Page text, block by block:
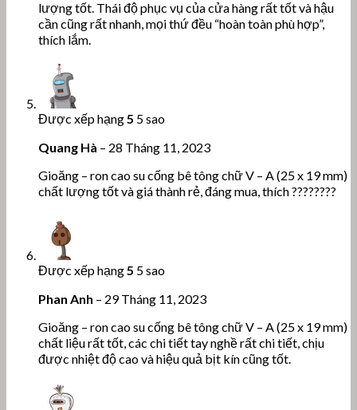
lượng tốt. Thái độ phục vụ của cửa hàng rất tốt và hậu
cần cũng rất nhanh, mọi thứ đều “hoàn toàn phù hợp”,
thích lắm.
Được xếp hạng5 5 sao
Quang Hà – 28 Tháng 11, 2023
Gioăng – ron cao su cống bê tông chữ V – A (25 x 19 mm)
chất lượng tốt và giá thành rẻ, đáng mua, thích ????????
Được xếp hạng5 5 sao
Phan Anh – 29 Tháng 11, 2023
Gioăng – ron cao su cống bê tông chữ V – A (25 x 19 mm)
chất liệu rất tốt, các chi tiết tay nghề rất chi tiết, chịu
được nhiệt độ cao và hiệu quả bịt kín cũng tốt.